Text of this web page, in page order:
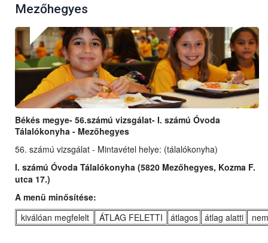
Mezőhegyes
Békés megye- 56.számú vizsgálat- I. számú Óvoda
Tálalókonyha - Mezőhegyes
56. számú vizsgálat - Mintavétel helye: (tálalókonyha)
I. számú Óvoda Tálalókonyha (5820 Mezőhegyes, Kozma F.
utca 17.)
A menü minősítése:
kiválóan megfelelt
ÁTLAG FELETTI átlagos átlag alatti